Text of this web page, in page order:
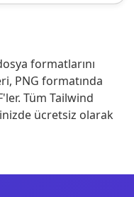
formatlarını
PNG formatında
Tüm Tailwind
ücretsiz olarak